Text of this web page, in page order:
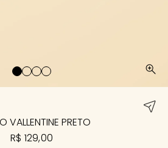
VALLENTINE PRETO
R$ 129,00